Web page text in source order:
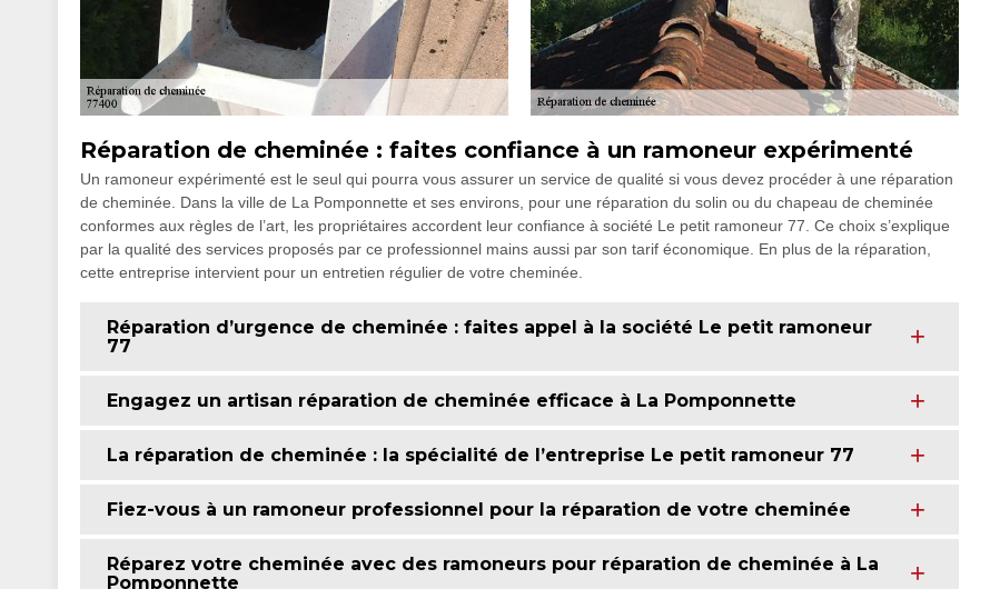
Réparation de cheminée : faites confiance à un ramoneur expérimenté
Un ramoneur expérimenté est le seul qui pourra vous assurer un service de qualité si vous devez procéder à une réparation
de cheminée. Dans la ville de La Pomponnette et ses environs, pour une réparation du solin ou du chapeau de cheminée
conformes aux règles de l’art, les propriétaires accordent leur confiance à société Le petit ramoneur 77. Ce choix s’explique
par la qualité des services proposés par ce professionnel mains aussi par son tarif économique. En plus de la réparation,
cette entreprise intervient pour un entretien régulier de votre cheminée.
Réparation d’urgence de cheminée : faites appel à la société Le petit ramoneur
77
Engagez un artisan réparation de cheminée efficace à La Pomponnette
La réparation de cheminée : la spécialité de l’entreprise Le petit ramoneur 77
Fiez-vous à un ramoneur professionnel pour la réparation de votre cheminée
Réparez votre cheminée avec des ramoneurs pour réparation de cheminée à La
Pomponnette